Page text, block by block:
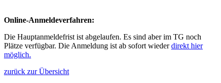
Online-Anmeldeverfahren:
Die Hauptanmeldefrist ist abgelaufen. Es sind aber im TG noch
Plätze verfügbar. Die Anmeldung ist ab sofort wiederdirekt hier
möglich.
zurück zur Übersicht